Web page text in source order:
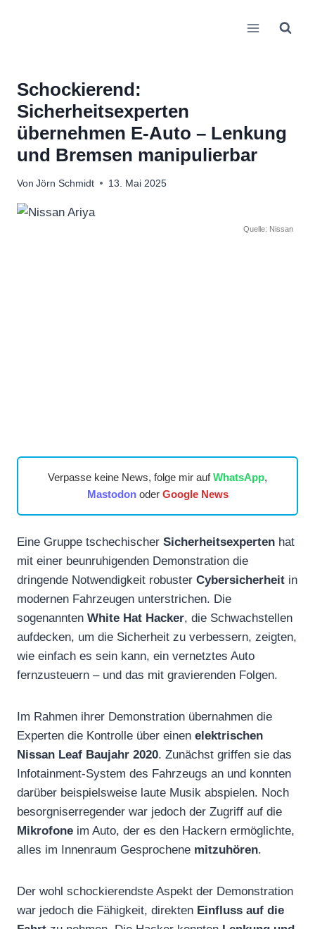
Schockierend:
Sicherheitsexperten
übernehmen E-Auto – Lenkung
und Bremsen manipulierbar
Von Jörn Schmidt 13. Mai 2025
Quelle: Nissan
Verpasse keine News, folge mir aufWhatsApp,
Mastodonoder Google News
Eine Gruppe tschechischer Sicherheitsexperten hat
mit einer beunruhigenden Demonstration die
dringende Notwendigkeit robuster Cybersicherheit in
modernen Fahrzeugen unterstrichen. Die
sogenannten White Hat Hacker, die Schwachstellen
aufdecken, um die Sicherheit zu verbessern, zeigten,
wie einfach es sein kann, ein vernetztes Auto
fernzusteuern – und das mit gravierenden Folgen.
Im Rahmen ihrer Demonstration übernahmen die
Experten die Kontrolle über einen elektrischen
Nissan Leaf Baujahr 2020. Zunächst griffen sie das
Infotainment-System des Fahrzeugs an und konnten
darüber beispielsweise laute Musik abspielen. Noch
besorgniserregender war jedoch der Zugriff auf die
Mikrofone im Auto, der es den Hackern ermöglichte,
alles im Innenraum Gesprochene mitzuhören.
Der wohl schockierendste Aspekt der Demonstration
war jedoch die Fähigkeit, direkten Einfluss auf die